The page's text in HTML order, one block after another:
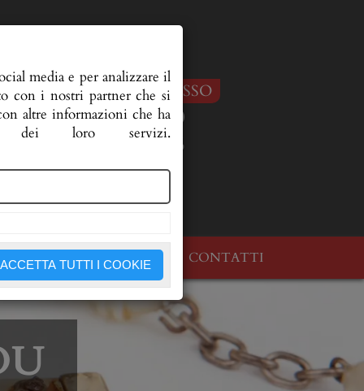
IN CASO DI DECESSO
333 3593150
333 2894745
DOVE SIAMO CONTATTI
media e per analizzare il
con i nostri partner che si
altre informazioni che ha
loro servizi.
ACCETTA TUTTI I COOKIE